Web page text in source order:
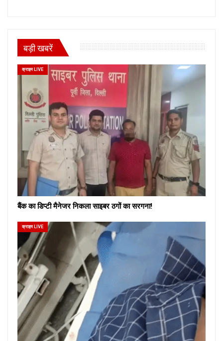
बड़ी खबरें
क्राइम LIVE
बैंक का डिप्टी मैनेजर निकला साइबर ठगों का सरगना!
क्राइम LIVE